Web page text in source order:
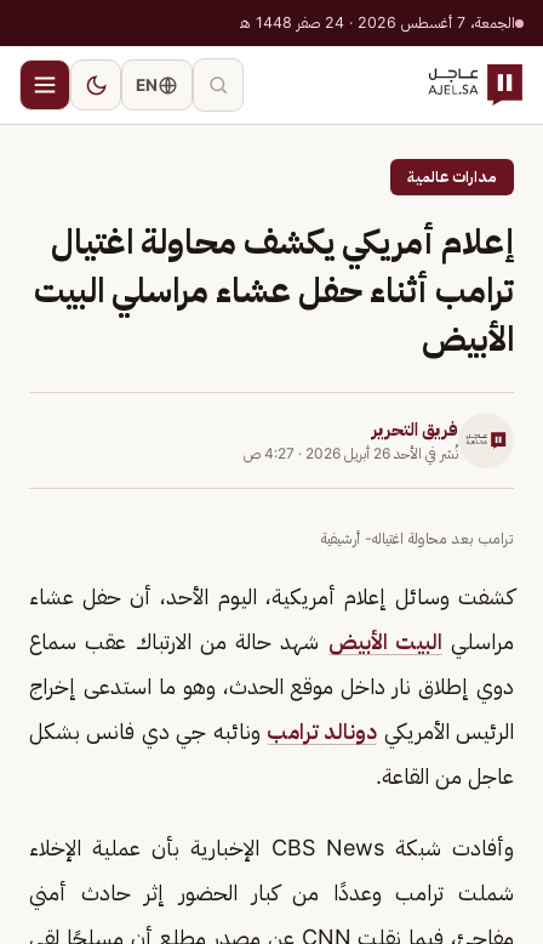
الجمعة، 7 أغسطس 2026 · 24 صفر 1448 هـ
EN
مدارات عالمية
إعلام أمريكي يكشف محاولة اغتيال
ترامب أثناء حفل عشاء مراسلي البيت
الأبيض
فريق التحرير
نُشر في الأحد 26 أبريل 2026 · 4:27 ص
ترامب بعد محاولة اغتياله- أرشيفية
كشفت وسائل إعلام أمريكية، اليوم الأحد، أن حفل عشاء
مراسلي البيت الأبيض شهد حالة من الارتباك عقب سماع
دوي إطلاق نار داخل موقع الحدث، وهو ما استدعى إخراج
الرئيس الأمريكي دونالد ترامب ونائبه جي دي فانس بشكل
عاجل من القاعة.
وأفادت شبكة CBS News الإخبارية بأن عملية الإخلاء
شملت ترامب وعددًا من كبار الحضور إثر حادث أمني
مفاجئ، فيما نقلت CNN عن مصدر مطلع أن مسلحًا لقي